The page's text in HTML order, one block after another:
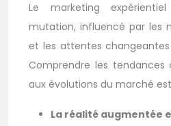
Le marketing
mutation, influencé par les
et les attentes
Comprendre les tendances
aux évolutions du marché
La réalité augmentée